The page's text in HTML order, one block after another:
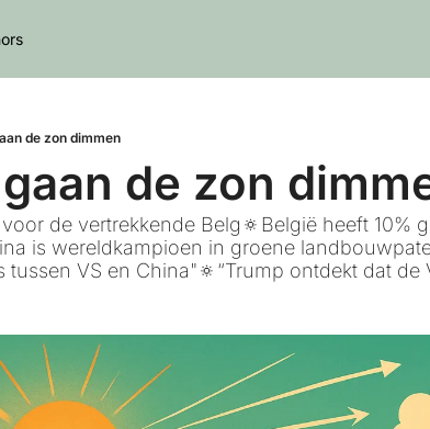
de zon dimmen
de zon
de vertrekkende Belg🔅België heeft 10%
is wereldkampioen in groene
tussen VS en China"🔅“Trump ontdekt dat